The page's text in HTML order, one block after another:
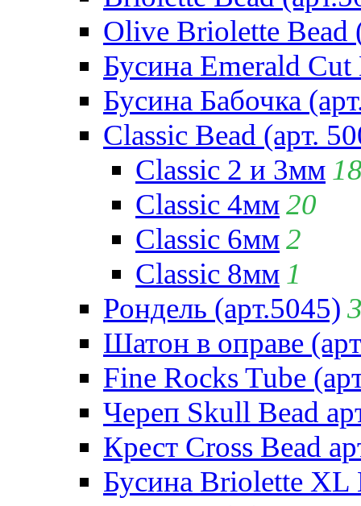
Olive Briolette Bead
Бусина Emerald Cut
Бусина Бабочка
Classic Bead (арт.
Classic 2 и 3мм
Classic 4мм20
Classic 6мм2
Classic 8мм 1
Рондель (арт.5045)
Шатон в оправе
Fine Rocks Tube
Череп Skull Bead
Крест Cross Bead
Бусина Briolette XL